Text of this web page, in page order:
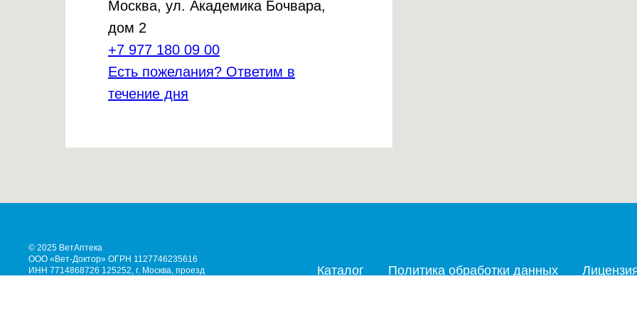
Москва, ул. Академика Бочвара,
дом 2
+7 977 180 09 00
Есть пожелания? Ответим в
течение дня
© 2025 ВетАптека
ООО «Вет-Доктор» ОГРН 1127746235616
ИНН 7714868726 125252, г. Москва, проезд
Каталог Политика обработки данных